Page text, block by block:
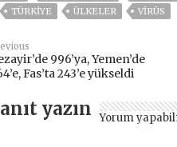
TÜRKİYE ÜLKELER VIRÜS
996’ya, Yemen’de
Fas’ta 243’e yükseldi
yazın Yorum